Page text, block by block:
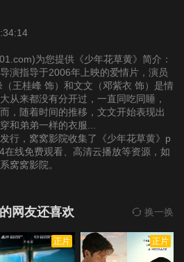
为您提供《少年花草黄》简介：
演指导于2006年上映的爱情片，演员
王桂峰 饰）和文文（邓紫衣 饰）是情
从来都没有分开过，一直同吃同睡，
，随着时间的推移，文文开始表现出
和弟弟一样的衣服...
行，窝窝影院收集了《少年花草黄》p
线免费观看、高清云播放等资源，如
窝窝影院。
网友还喜欢 换一换
正片 正片